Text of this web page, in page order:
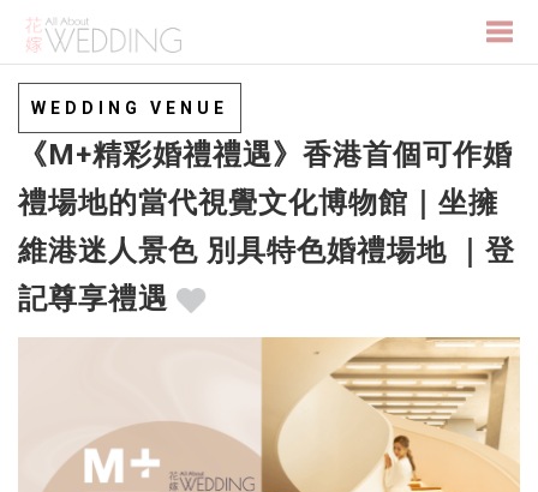
WEDDING VENUE
《M+精彩婚禮禮遇》香港首個可作婚
禮場地的當代視覺文化博物館｜坐擁
維港迷人景色 別具特色婚禮場地 ｜登
記尊享禮遇